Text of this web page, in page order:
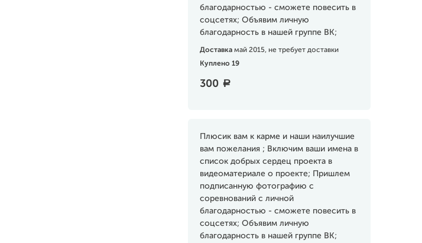
благодарностью - сможете повесить в
соцсетях; Объявим личную
благодарность в нашей группе ВК;
Доставка май 2015, не требует доставки
Куплено 19
300 a
Плюсик вам к карме и наши наилучшие
вам пожелания ; Включим ваши имена в
список добрых сердец проекта в
видеоматериале о проекте; Пришлем
подписанную фотографию с
соревнований с личной
благодарностью - сможете повесить в
соцсетях; Объявим личную
благодарность в нашей группе ВК;